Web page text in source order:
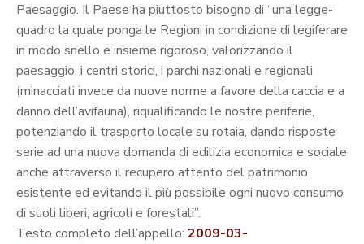
Paesaggio. Il Paese ha piuttosto bisogno di “una legge-
quadro la quale ponga le Regioni in condizione di legiferare
in modo snello e insieme rigoroso, valorizzando il
paesaggio, i centri storici, i parchi nazionali e regionali
(minacciati invece da nuove norme a favore della caccia e a
danno dell’avifauna), riqualificando le nostre periferie,
potenziando il trasporto locale su rotaia, dando risposte
serie ad una nuova domanda di edilizia economica e sociale
anche attraverso il recupero attento del patrimonio
esistente ed evitando il più possibile ogni nuovo consumo
di suoli liberi, agricoli e forestali”.
Testo completo dell’appello: 2009-03-